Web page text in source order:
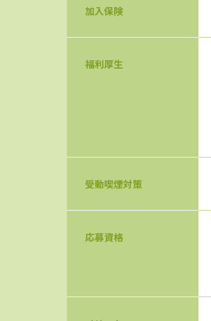
加入保険
福利厚生
受動喫煙対策
応募資格